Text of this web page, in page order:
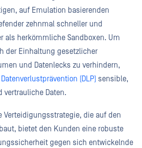
auf Emulation basierenden
zehnmal schneller und
als herkömmliche Sandboxen. Um
der Einhaltung gesetzlicher
und Datenlecks zu verhindern,
(DLP) sensible,
Daten.
Verteidigungsstrategie, die auf den
bietet den Kunden eine robuste
gegen sich entwickelnde